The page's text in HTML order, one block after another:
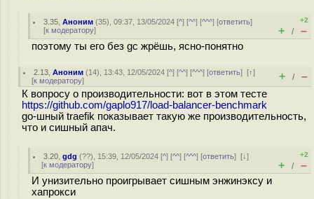
3.35 ,Аноним (35), 09:37, 13/05/2024 [^] [^^] [^^^] [ответить]
[к модератору]
+2
+ / –
поэтому ты его без gc жрёшь, ясно-понятно
2.13 ,Аноним (14), 13:43, 12/05/2024 [^] [^^] [^^^] [ответить][↑]
[к модератору] + / –
К вопросу о производительности: вот в этом тесте
https://github.com/gaplo917/load-balancer-benchmark
go-шный traefik показывает такую же производительность,
что и сишный апач.
3.20 ,gdg (??), 15:39, 12/05/2024 [^] [^^] [^^^] [ответить][↓]
[к модератору]
+2
+ / –
И унизительно проигрывает сишным энжинэксу и
хапрокси